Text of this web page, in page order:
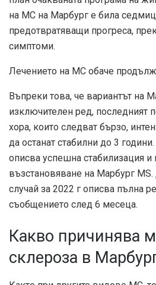
на МС на Марбург е била
предотвратяващи прогреса,
симптоми.
Лечението на МС обаче
Въпреки това, че вариантът на
изключителен ред, последният
хора, които следват бързо,
да останат стабилни до 3
описва успешна стабилизация и
възстановяване на Марбург
случай за 2022 г описва пълна
съобщението след 6 месеца.
Какво причинява
склероза в